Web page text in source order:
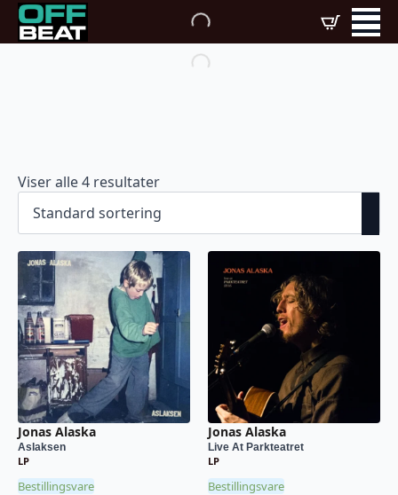
Viser alle 4 resultater
Jonas Alaska
Aslaksen
LP
Bestillingsvare
Jonas Alaska
Live At Parkteatret
LP
Bestillingsvare